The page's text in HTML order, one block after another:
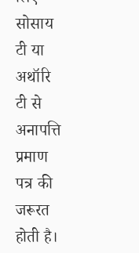
सोसाय
टी या
अथॉरि
टी से
अनापत्ति
प्रमाण
पत्र की
जरूरत
होती है।